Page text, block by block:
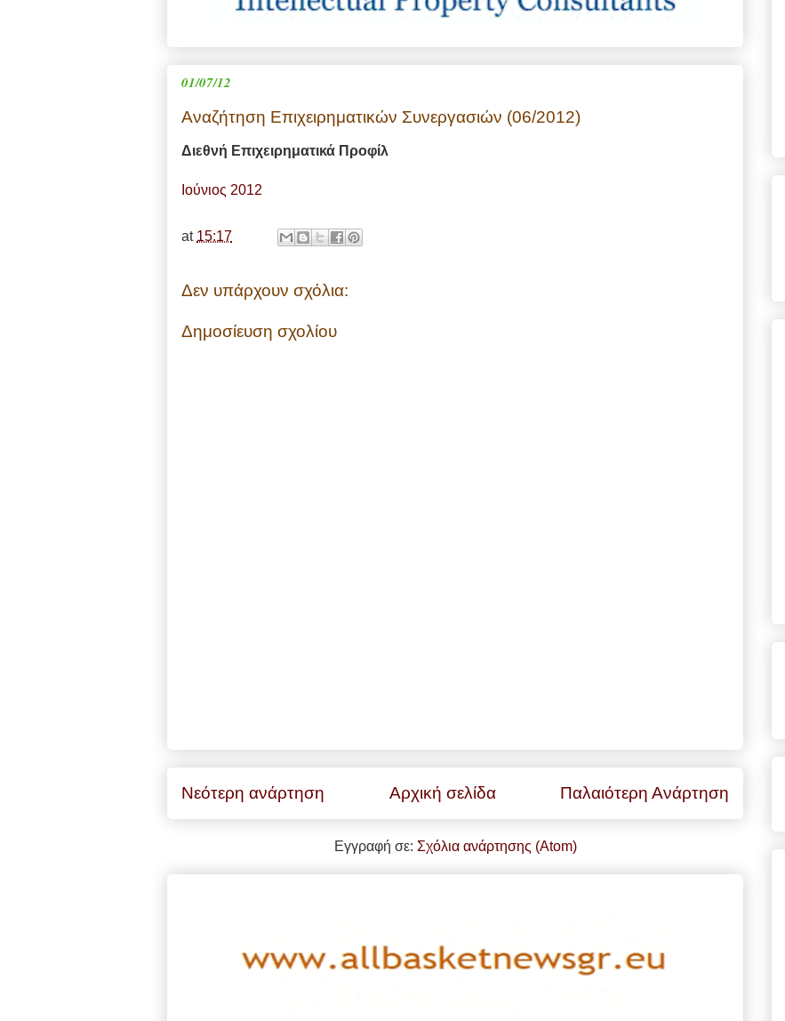
01/07/12
Αναζήτηση Επιχειρηματικών Συνεργασιών (06/2012)
Διεθνή Επιχειρηματικά Προφίλ
Ιούνιος 2012
at 15:17
Δεν υπάρχουν σχόλια:
Δημοσίευση σχολίου
Νεότερη ανάρτηση Παλαιότερη Ανάρτηση
Αρχική σελίδα
Εγγραφή σε: Σχόλια ανάρτησης (Atom)